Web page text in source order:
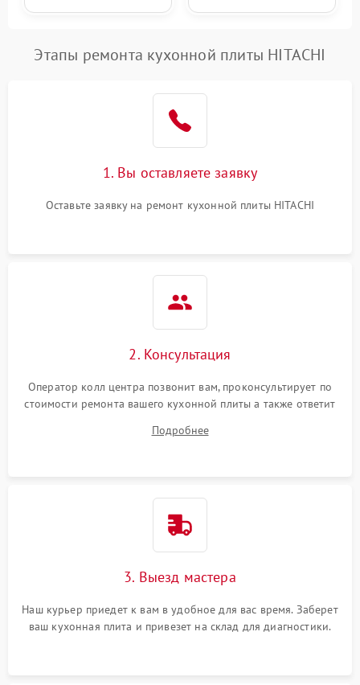
Этапы ремонта кухонной плиты HITACHI
1. Вы оставляете заявку
Оставьте заявку на ремонт кухонной плиты HITACHI
2. Консультация
Оператор колл центра позвонит вам, проконсультирует по
стоимости ремонта вашего кухонной плиты а также ответит
Подробнее
3. Выезд мастера
Наш курьер приедет к вам в удобное для вас время. Заберет
ваш кухонная плита и привезет на склад для диагностики.